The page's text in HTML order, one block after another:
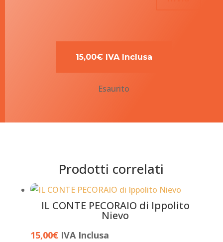
15,00€ IVA Inclusa
Esaurito
Prodotti correlati
IL CONTE PECORAIO di Ippolito
Nievo
15,00€ IVA Inclusa